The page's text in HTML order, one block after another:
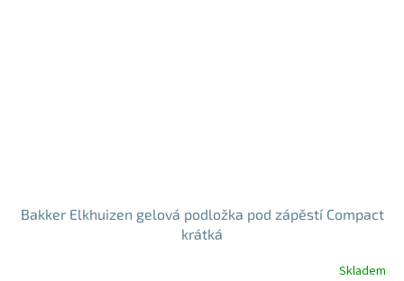
Bakker Elkhuizen gelová podložka pod zápěstí Compact
krátká
Skladem